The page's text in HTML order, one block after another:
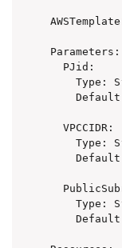
Parameters:
  PJid:
Type:
  VPCCIDR:
Type:
Type: